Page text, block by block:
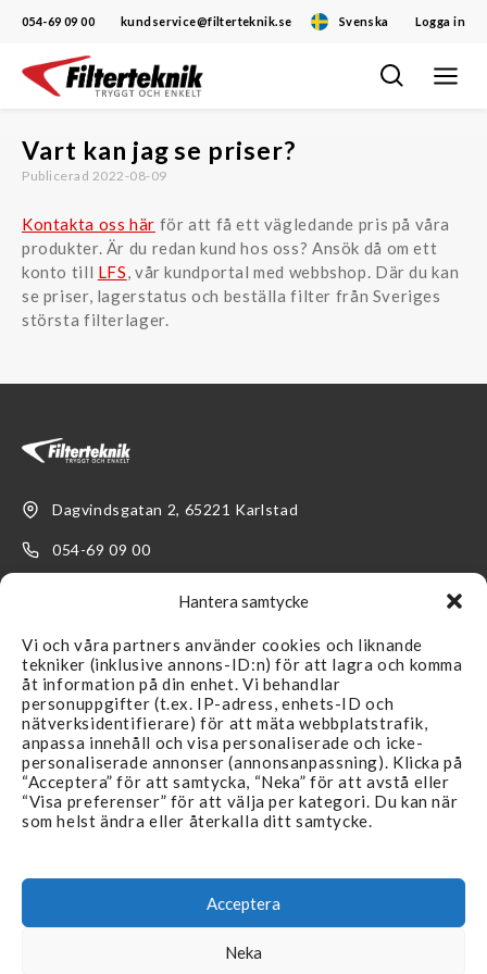
Hantera samtycke
Vi och våra partners använder cookies och liknande
tekniker (inklusive annons-ID:n) för att lagra och komma
åt information på din enhet. Vi behandlar
personuppgifter (t.ex. IP-adress, enhets-ID och
nätverksidentifierare) för att mäta webbplatstrafik,
anpassa innehåll och visa personaliserade och icke-
personaliserade annonser (annonsanpassning). Klicka på
“Acceptera” för att samtycka, “Neka” för att avstå eller
“Visa preferenser” för att välja per kategori. Du kan när
som helst ändra eller återkalla ditt samtycke.
Acceptera
Neka
Svenska Logga in
054-69 09 00 kundservice@filterteknik.se
Hoppa
innehåll
Vart kan jag se priser?
Publicerad 2022-08-09
Kontakta oss här för att få ett vägledande pris på våra
produkter. Är du redan kund hos oss? Ansök då om ett
konto till LFS, vår kundportal med webbshop. Där du kan
se priser, lagerstatus och beställa filter från Sveriges
största filterlager.
Dagvindsgatan 2, 65221 Karlstad
054-69 09 00
LÄNKAR
Återförsäljare
Produkter
Aktuellt
SUPPORT
Kontakta oss
FAQ
Integritetspolicy